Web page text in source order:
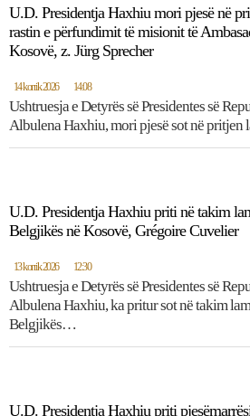
U.D. Presidentja Haxhiu mori pjesë në
rastin e përfundimit të misionit të
Kosovë, z. Jürg Sprecher
14 korrik 2026 14:08
Ushtruesja e Detyrës së Presidentes së
Albulena Haxhiu, mori pjesë sot në
U.D. Presidentja Haxhiu priti në takim
Belgjikës në Kosovë, Grégoire Cuvelier
13 korrik 2026 12:30
Ushtruesja e Detyrës së Presidentes së
Albulena Haxhiu, ka pritur sot në takim
Belgjikës…
U.D. Presidentja Haxhiu priti